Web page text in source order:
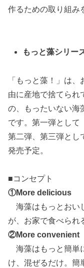
作るための取り組み
もっと藻シリー
「もっと藻！」は
由に産地で捨てられ
の、もったいない海
です。第一弾として
第二弾、第三弾とし
発売予定。
■コンセプト
①More delicious
海藻はもっとおい
が、お家で⾷べられ
②More convenient
海藻はもっと簡単
け、混ぜるだけ。簡